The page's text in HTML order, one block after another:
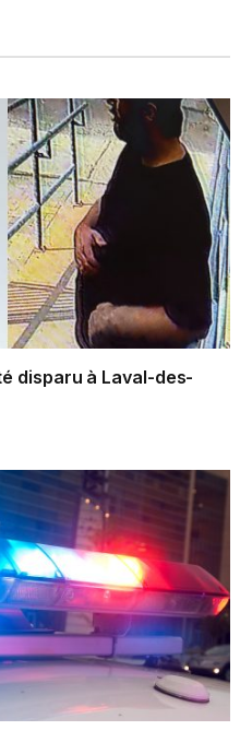
disparu à Laval-des-